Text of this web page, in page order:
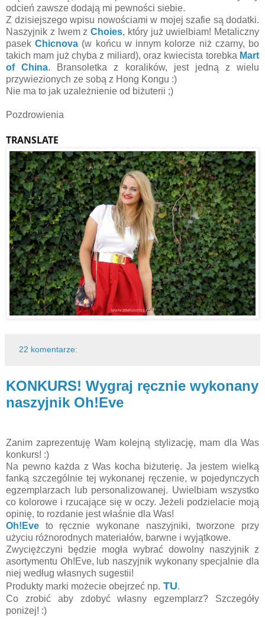
odcień zawsze dodają mi pewności siebie.
Z dzisiejszego wpisu nowościami w mojej szafie są dodatki.
Naszyjnik z lwem z Choies, który już uwielbiam! Metaliczny
pasekChicnova (w końcu w innym kolorze niż czarny, bo
takich mam już chyba z miliard), oraz kwiecista torebka Mart
of China. Bransoletka z koralików, jest jedną z wielu
przywiezionych ze sobą z Hong Kongu :)
Nie ma to jak uzależnienie od biżuterii ;)
Pozdrowienia
TRANSLATE
22 komentarze:
KONKURS! Wygraj ręcznie wykonany
naszyjnik Oh!Eve
Zanim zaprezentuję Wam kolejną stylizację, mam dla Was
konkurs! :)
Na pewno każda z Was kocha biżuterię. Ja jestem wielką
fanką szczególnie tej wykonanej ręczenie, w pojedynczych
egzemplarzach lub personalizowanej. Uwielbiam wszystko
co kolorowe i rzucające się w oczy. Jeżeli podzielacie moją
opinię, to rozdanie jest właśnie dla Was!
Oh!Eve to ręcznie wykonane naszyjniki, tworzone przy
użyciu różnorodnych materiałów, barwne i wyjątkowe.
Zwyciężczyni będzie mogła wybrać dowolny naszyjnik z
asortymentu Oh!Eve, lub naszyjnik wykonany specjalnie dla
niej według własnych sugestii!
Produkty marki możecie obejrzeć np. TU.
Co zrobić aby zdobyć własny egzemplarz? Szczegóły
poniżej! :)